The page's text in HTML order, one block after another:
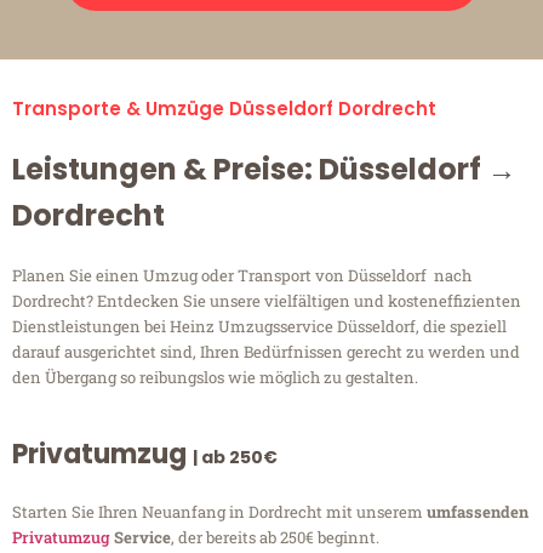
Transporte & Umzüge Düsseldorf Dordrecht
Leistungen & Preise: Düsseldorf →
Dordrecht
Planen Sie einen Umzug oder Transport von Düsseldorf nach
Dordrecht? Entdecken Sie unsere vielfältigen und kosteneffizienten
Dienstleistungen bei Heinz Umzugsservice Düsseldorf, die speziell
darauf ausgerichtet sind, Ihren Bedürfnissen gerecht zu werden und
den Übergang so reibungslos wie möglich zu gestalten.
Privatumzug | ab 250€
Starten Sie Ihren Neuanfang in Dordrecht mit unserem umfassenden
PrivatumzugService, der bereits ab 250€ beginnt.